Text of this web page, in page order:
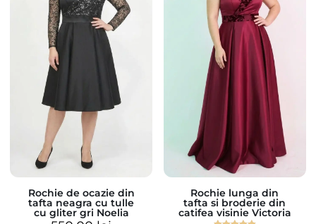
Rochie de ocazie din
tafta neagra cu tulle
cu gliter gri Noelia
Rochie lunga din
tafta si broderie din
catifea visinie Victoria